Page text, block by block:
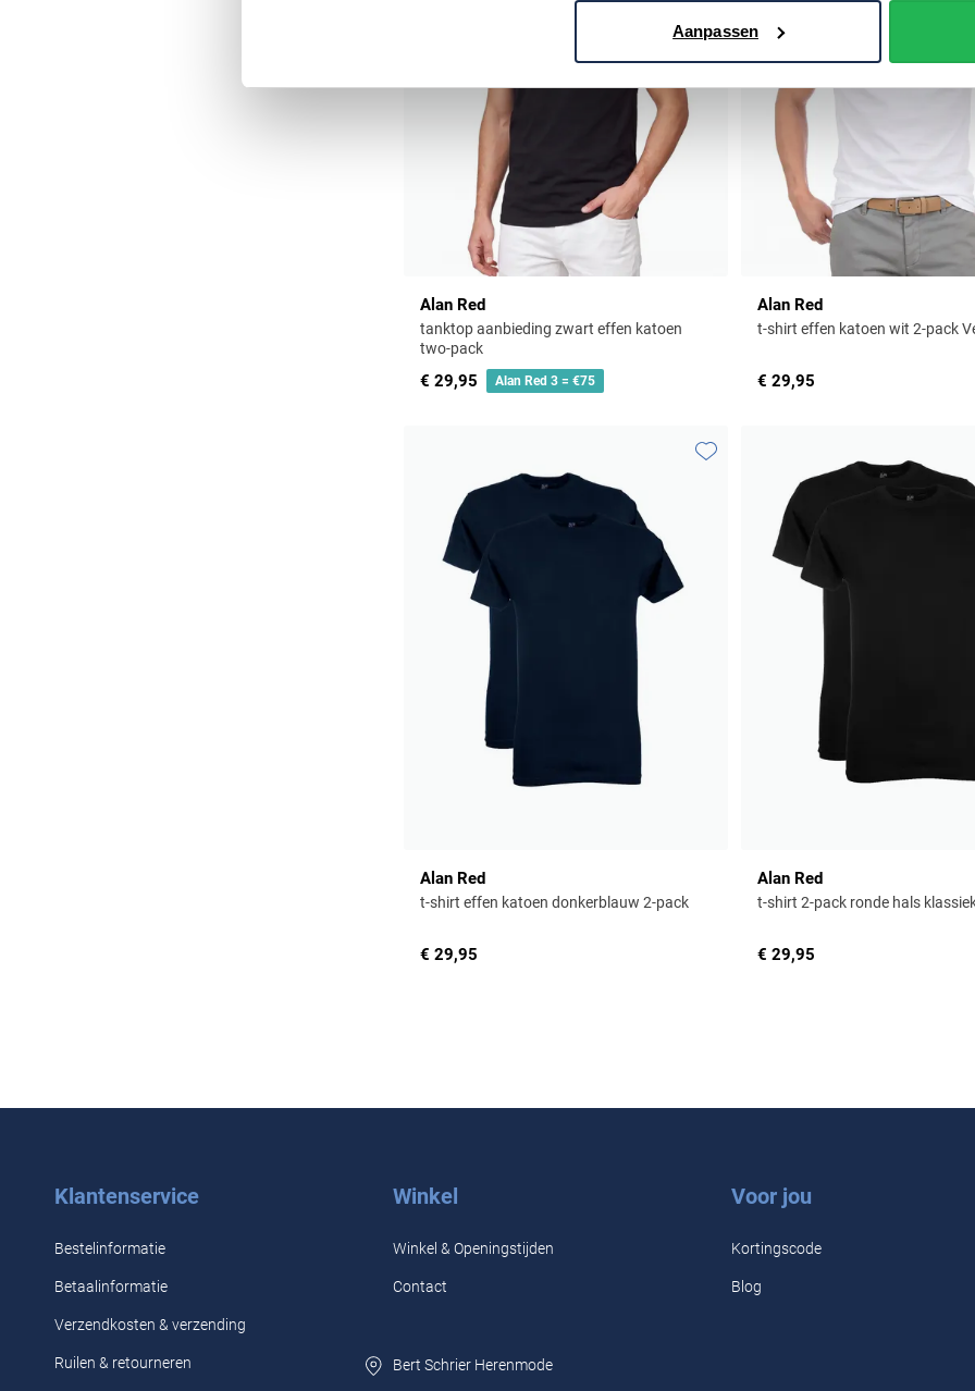
Aanpassen
Alan Red
tanktop aanbieding zwart effen katoen
two-pack
€ 29,95 Alan Red 3 = €75
Alan Red
t-shirt effen katoen wit 2-pack
€ 29,95
Alan Red
t-shirt effen katoen donkerblauw 2-pack
€ 29,95
Toevoegen aan favorieten
Alan Red
t-shirt 2-pack ronde hals
€ 29,95
Klantenservice
Bestelinformatie
Betaalinformatie
Verzendkosten & verzending
Ruilen & retourneren
Winkel
Winkel & Openingstijden
Contact
Bert Schrier Herenmode
Voor jou
Kortingscode
Blog